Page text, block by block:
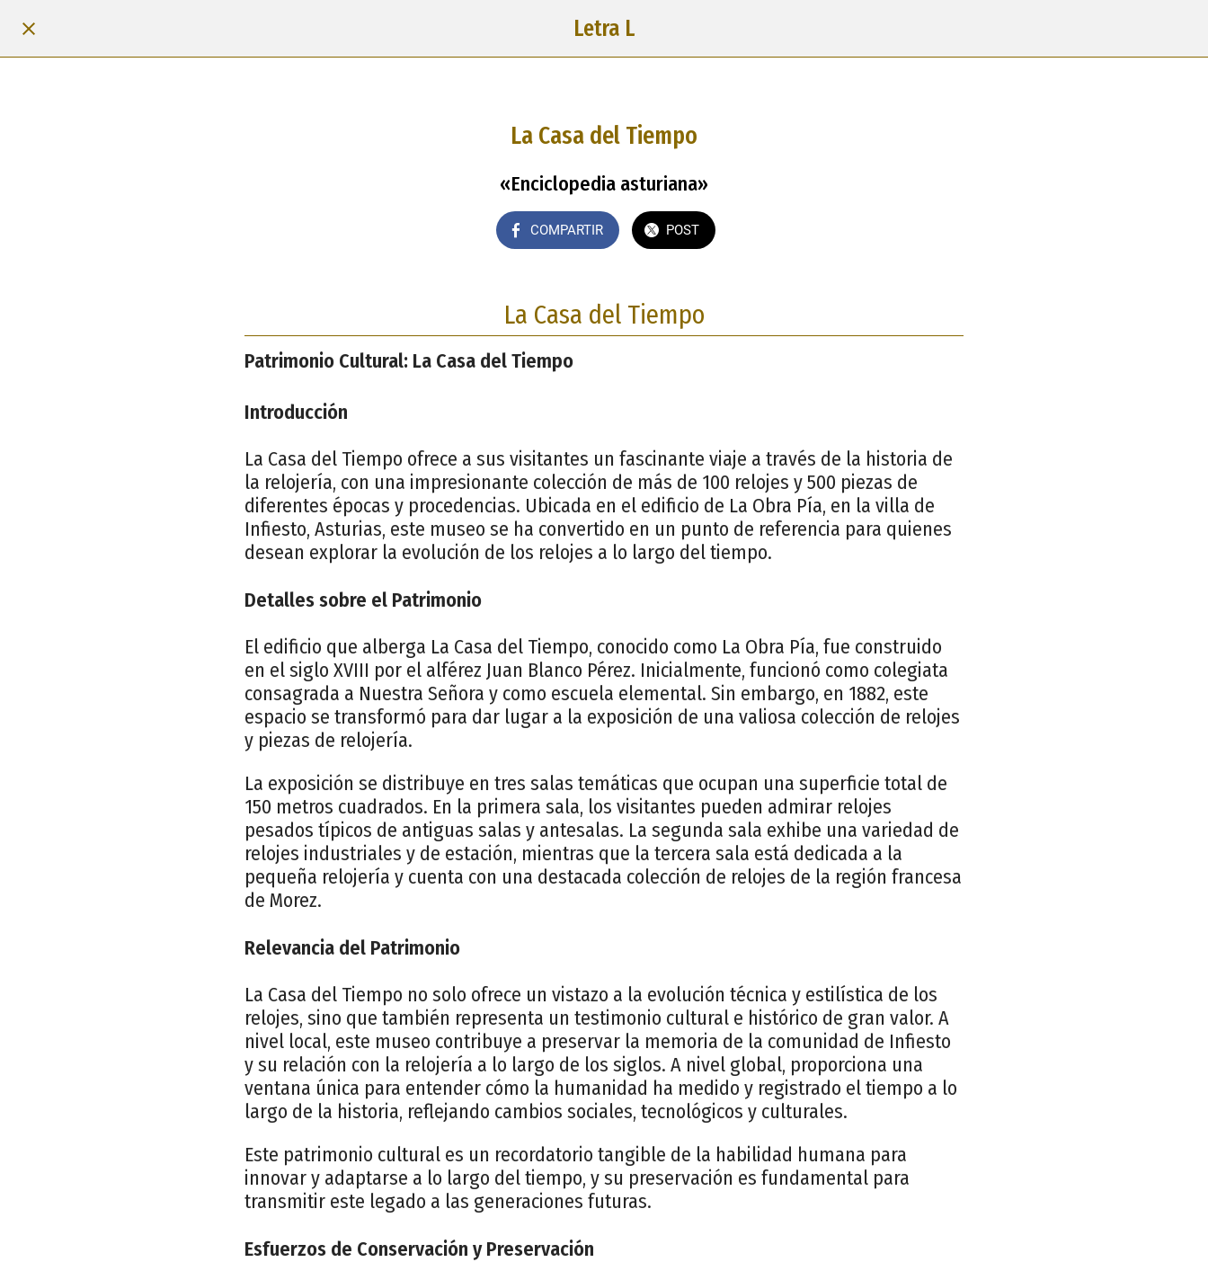
Letra L
La Casa del Tiempo
«Enciclopedia asturiana»
COMPARTIR POST
La Casa del Tiempo
Patrimonio Cultural: La Casa del Tiempo
Introducción
La Casa del Tiempo ofrece a sus visitantes un fascinante viaje a través de la historia de
la relojería, con una impresionante colección de más de 100 relojes y 500 piezas de
diferentes épocas y procedencias. Ubicada en el edificio de La Obra Pía, en la villa de
Infiesto, Asturias, este museo se ha convertido en un punto de referencia para quienes
desean explorar la evolución de los relojes a lo largo del tiempo.
Detalles sobre el Patrimonio
El edificio que alberga La Casa del Tiempo, conocido como La Obra Pía, fue construido
en el siglo XVIII por el alférez Juan Blanco Pérez. Inicialmente, funcionó como colegiata
consagrada a Nuestra Señora y como escuela elemental. Sin embargo, en 1882, este
espacio se transformó para dar lugar a la exposición de una valiosa colección de relojes
y piezas de relojería.
La exposición se distribuye en tres salas temáticas que ocupan una superficie total de
150 metros cuadrados. En la primera sala, los visitantes pueden admirar relojes
pesados típicos de antiguas salas y antesalas. La segunda sala exhibe una variedad de
relojes industriales y de estación, mientras que la tercera sala está dedicada a la
pequeña relojería y cuenta con una destacada colección de relojes de la región francesa
de Morez.
Relevancia del Patrimonio
La Casa del Tiempo no solo ofrece un vistazo a la evolución técnica y estilística de los
relojes, sino que también representa un testimonio cultural e histórico de gran valor. A
nivel local, este museo contribuye a preservar la memoria de la comunidad de Infiesto
y su relación con la relojería a lo largo de los siglos. A nivel global, proporciona una
ventana única para entender cómo la humanidad ha medido y registrado el tiempo a lo
largo de la historia, reflejando cambios sociales, tecnológicos y culturales.
Este patrimonio cultural es un recordatorio tangible de la habilidad humana para
innovar y adaptarse a lo largo del tiempo, y su preservación es fundamental para
transmitir este legado a las generaciones futuras.
Esfuerzos de Conservación y Preservación